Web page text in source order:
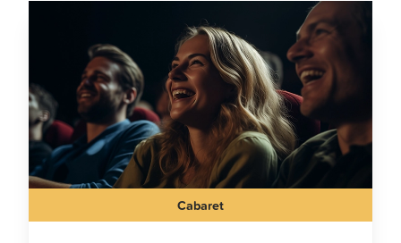
Cabaret